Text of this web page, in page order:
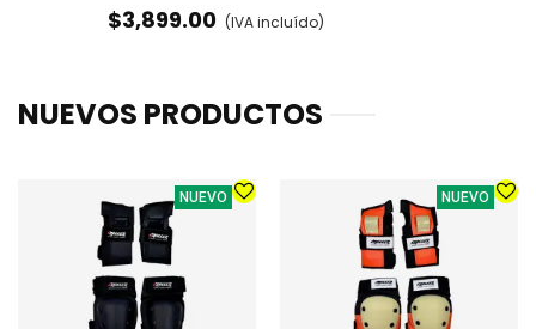
$3,899.00 (IVA incluído)
NUEVOS PRODUCTOS
NUEVO NUEVO